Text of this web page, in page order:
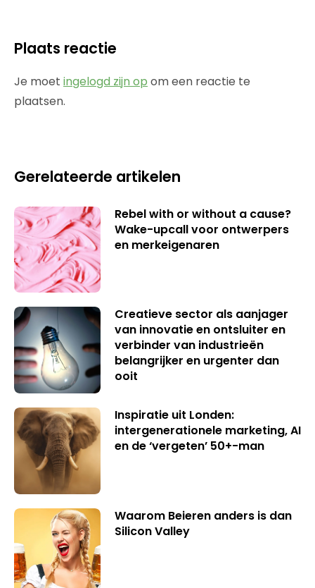
Plaats reactie
Je moet ingelogd zijn op om een reactie te
plaatsen.
Gerelateerde artikelen
Rebel with or without a cause?
Wake-upcall voor ontwerpers
en merkeigenaren
Creatieve sector als aanjager
van innovatie en ontsluiter en
verbinder van industrieën
belangrijker en urgenter dan
ooit
Inspiratie uit Londen:
intergenerationele marketing, AI
en de ‘vergeten’ 50+-man
Waarom Beieren anders is dan
Silicon Valley